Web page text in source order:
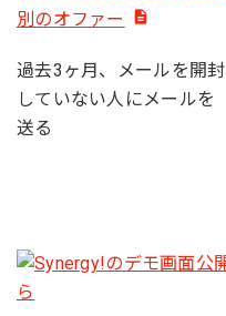
別のオファー
過去3ヶ月、メールを開封
していない人にメールを
送る